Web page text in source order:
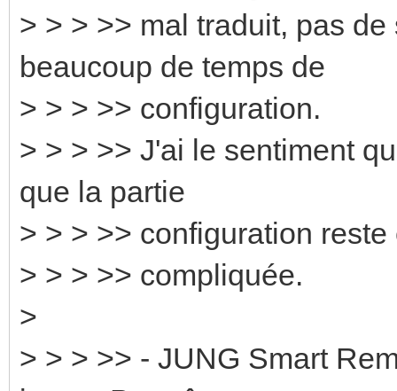
> > > >> mal traduit, pas
beaucoup de temps de
> > > >> configuration.
> > > >> J'ai le sentiment
que la partie
> > > >> configuration reste
> > > >> compliquée.
>
> > > >> - JUNG Smart